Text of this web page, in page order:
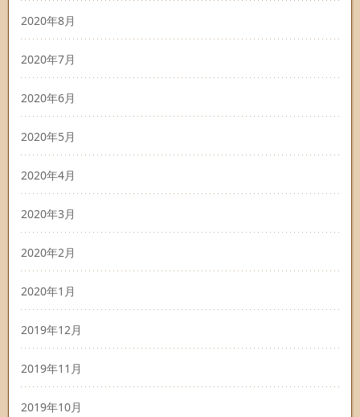
2020年8月
2020年7月
2020年6月
2020年5月
2020年4月
2020年3月
2020年2月
2020年1月
2019年12月
2019年11月
2019年10月